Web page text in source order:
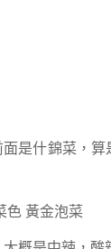
是什錦菜，